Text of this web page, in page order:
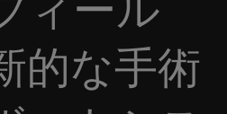
的な手術